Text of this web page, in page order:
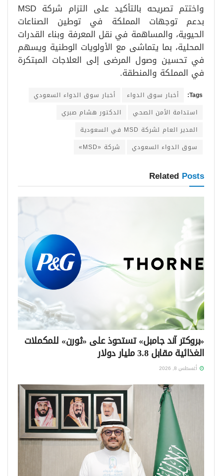
واختتم تصريحه بالتأكيد على التزام شركة MSD
بدعم توجهات المملكة في توطين الصناعات
الحيوية، والمساهمة في نقل المعرفة وبناء القدرات
المحلية، بما يتماشى مع الأولويات الوطنية ويسهم
في تحسين وصول المرضى إلى العلاجات المبتكرة
في المملكة والمنطقة.
Tags: أخبار سوق الدواء
أخبار سوق الدواء السعودي
استدامة الأمن الصحي
الدكتور هشام صبري
المدير العام لشركة MSD في السعودية
سوق الدواء السعودي
شركة «MSD»
Related Posts
«بروكتر آند جامبل» تستحوذ على «ثورن» للمكملات
الغذائية مقابل 3.8 مليار دولار
أغسطس 8, 2026